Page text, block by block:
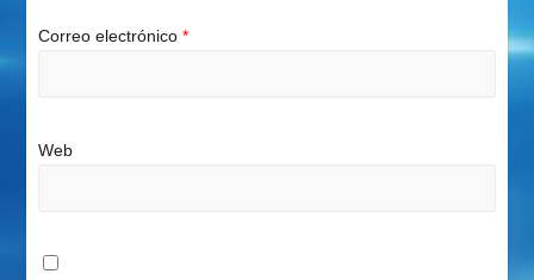
Correo electrónico *
Web